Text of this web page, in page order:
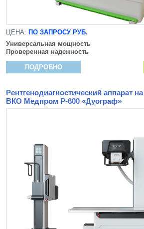
ЦЕНА: ПО ЗАПРОСУ РУБ.
Универсальная мощность
Проверенная надежность
ПОДРОБНО
Рентгенодиагностический аппарат
ВКО Медпром Р-600 «Дуограф»